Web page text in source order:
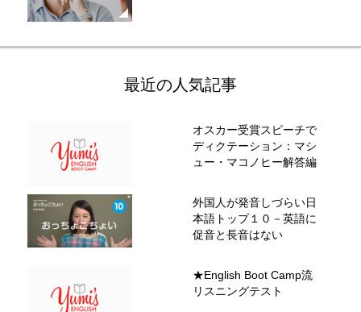
最近の人気記事
オスカー受賞スピーチで
ディクテーション：マシ
ュー・マコノヒー解答編
外国人が発音しづらい日
本語トップ１０－英語に
促音と長音はない
★English Boot Camp流
リスニングテスト